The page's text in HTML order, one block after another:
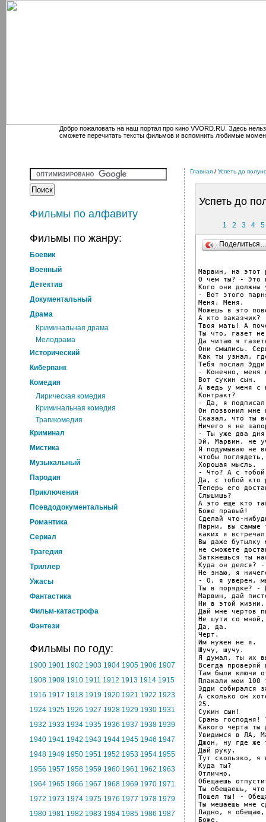
Добро пожаловать на наш портал про кино VVORD.RU. Здесь
сможете перечитать тексты фильмов и вспомнить любимые
Фильмы по алфавиту
Фильмы по жанру:
Боевик
Военный
Детектив
Документальный
Драма
Криминальная драма
Мелодрама
Исторический
Киберпанк
Комедия
Лирическая комедия
Криминальная комедия
Трагикомедия
Криминал
Мистика
Музыкальный
Пародия
Приключения
Псевдодокументальный
Романтика
Cериал
Трагедия
Триллер
Ужасы
Фантастика
Фильм-катастрофа
Фэнтези
Фильмы по году:
1900 1901 1902 1903 1904 1905 1906 1907
1908 1909 1910 1911 1912 1913 1914 1915
1916 1917 1918 1919 1920 1921 1922 1923
1924 1925 1926 1927 1928 1929 1930 1931
1932 1933 1934 1935 1936 1937 1938 1939
1940 1941 1942 1943 1944 1945 1946 1947
1948 1949 1950 1951 1952 1953 1954 1955
1956 1957 1958 1959 1960 1961 1962 1963
1964 1965 1966 1967 1968 1969 1970 1971
1972 1973 1974 1975 1976 1977 1978 1979
1980 1981 1982 1983 1984 1985 1986 1987
Главная / Успеть до
Успеть до
1 2 3 4 5
Марвин, на этот
О чем ты? - Это
Кого они должны
- Вот этого
Меня. Меня.
Можешь в это
А кто
Твоя мать! А
Ты что, газет
Да читаю я
Они смылись.
Как ты узнал,
Тебя послал
- Конечно, меня
Вот сукин сын.
А ведь у меня с
Контракт?
- Да, я подписал
Он позвонил мне
Сказал, что ты
Ничего я не
- Ты уже два
Эй, Марвин, не
Я подумываю не
чтобы
Хорошая мысль.
- Что? А с тобой
Да, с тобой кто
Теперь его
Слышишь?
А это еще кто
Боже правый!
Сделай что-
Парни, вы самые
каких я
Вы даже бутылку
не сможете
Заткнешься ты
Куда он делся? -
Не знаю, я
- О, я уверен,
Ты в порядке? -
Марвин, дай
Ни в этой жизни.
Дай мне чертов
Не шути со
Да, да.
Черт.
Им нужен не я.
Шучу, шучу.
Я думал, ты их
Всегда проверяй
Там были ключи
Плакали мои 100
Эдди собирался
А сколько он
25.
Сукин сын!
Срань господня!
Какого черта ты
Увидимся в ЛА,
Джон, ну где же
Дай руку.
Тут скользко, я
Куда ты?
Отлично.
Обещаешь
Ты обещаешь,
Пошел ты! -
Ты мешаешь мне
Ладно, я
Боже.